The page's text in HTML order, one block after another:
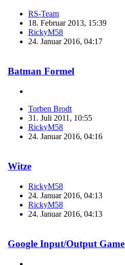
RS-Team
18. Februar 2013, 15:39
RickyM58
24. Januar 2016, 04:17
Batman Formel
Torben Brodt
31. Juli 2011, 10:55
RickyM58
24. Januar 2016, 04:16
Witze
RickyM58
24. Januar 2016, 04:13
RickyM58
24. Januar 2016, 04:13
Google Input/Output Game